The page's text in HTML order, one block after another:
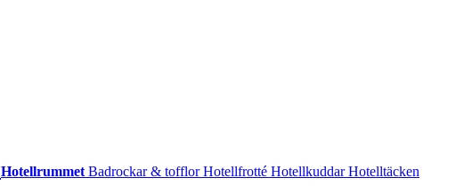
HotellrummetBadrockar & tofflorHotellfrotté HotellkuddarHotelltäcken